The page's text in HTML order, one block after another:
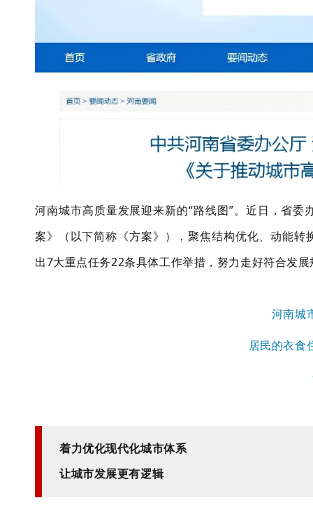
河南城市高质量发展迎来新的“路线图”。近日，省委
案》（以下简称《方案》），聚焦结构优化、动能
出7大重点任务22条具体工作举措，努力走好符合发
河南城
居民的衣食
着力优化现代化城市体系
让城市发展更有逻辑